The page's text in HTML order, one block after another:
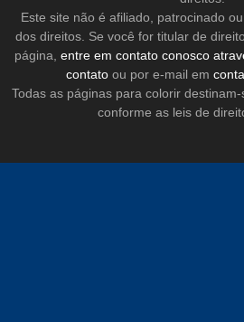
Este site não é afiliado, patrocinado
dos direitos. Se você for titular de
página, entre em contato conosco
contatoou por e-mail em
Todas as páginas para colorir
conforme as leis de